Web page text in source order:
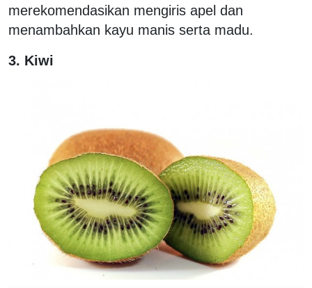
merekomendasikan mengiris apel dan
menambahkan kayu manis serta madu.
3. Kiwi